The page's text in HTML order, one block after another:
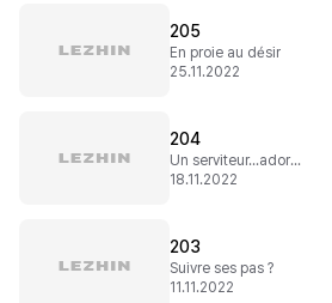
205
En proie au désir
25.11.2022
204
Un serviteur...adorable
18.11.2022
203
Suivre ses pas ?
11.11.2022